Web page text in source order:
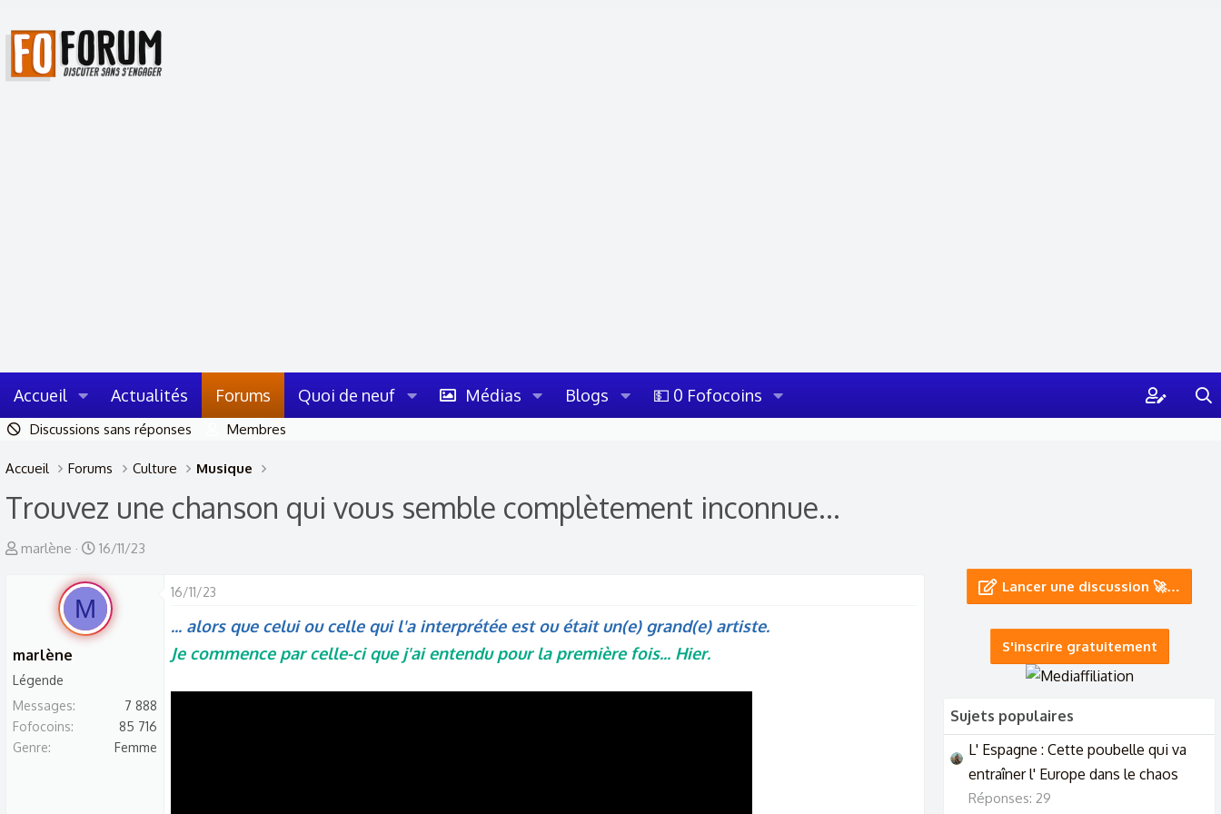
Accueil Actualités Forums Quoi de neuf Médias Blogs 💵 0 Fofocoins
Discussions sans réponses Membres
Accueil Forums Culture Musique
Trouvez une chanson qui vous semble complètement inconnue...
A
r
d
e
l
a
marlène
D
t
e
d
16/11/23
M
marlène
Légende
Messages
7 888
Fofocoins
85 716
Genre
Femme
16/11/23
... alors que celui ou celle qui l'a interprétée est ou était un(e) grand(e) artiste.
Je commence par celle-ci que j'ai entendu pour la première fois... Hier.
Lancer une discussion 🚀…
S'inscrire gratuitement
Sujets populaires
L' Espagne : Cette poubelle qui va
entraîner l' Europe dans le chaos
Réponses: 29